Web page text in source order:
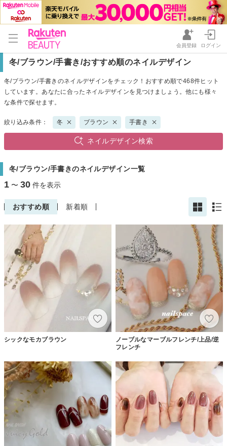
会員登録 ログイン
冬/ブラウン/手書き/おすすめ順のネイルデザイン
冬/ブラウン/手書きのネイルデザインをチェック！おすすめ順で468件ヒット
しています。あなたに合ったネイルデザインを見つけましょう。他にも様々
な条件で探せます。
絞り込み条件： 冬 ブラウン 手書き
ネイルデザイン検索
冬/ブラウン/手書きのネイルデザイン一覧
1 〜 30 件を表示
おすすめ順 新着順
シックなモカブラウン
ノーブルなマーブルフレンチ/上品/逆
フレンチ